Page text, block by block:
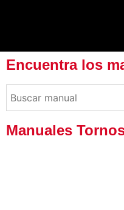
Encuentra los
Manuales